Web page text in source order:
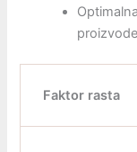
Faktor rasta